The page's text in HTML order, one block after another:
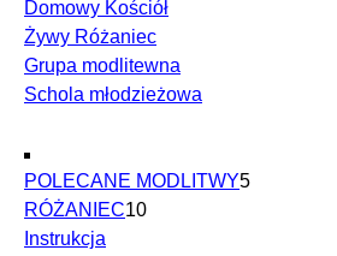
Domowy Kościół
Żywy Różaniec
Grupa modlitewna
Schola młodzieżowa
POLECANE MODLITWY5
RÓŻANIEC10
Instrukcja